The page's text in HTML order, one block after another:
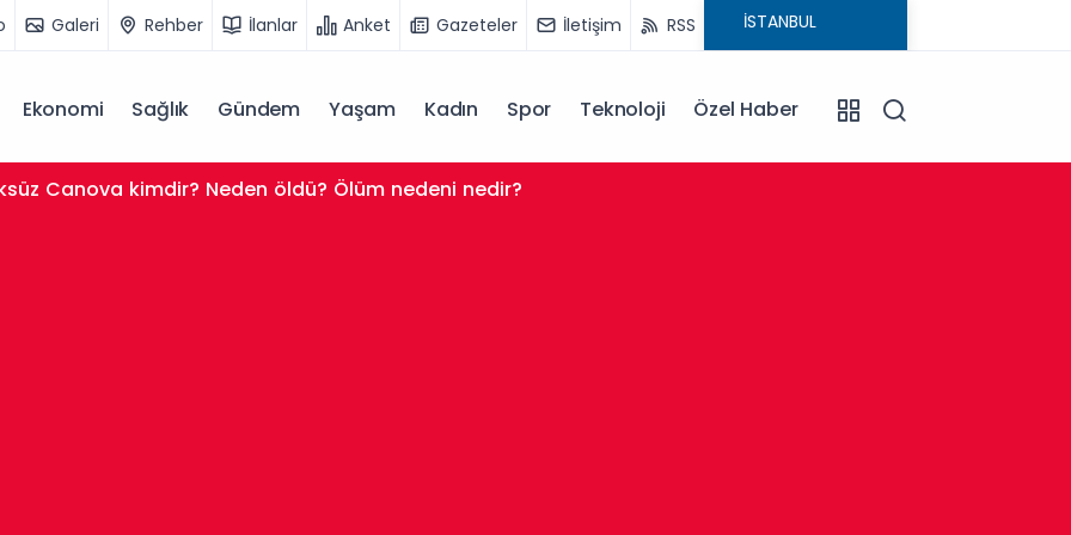
Galeri Rehber İlanlar Anket Gazeteler İletişim RSS
Ekonomi Sağlık Gündem Yaşam Kadın Spor Teknoloji Özel Haber
Canova kimdir? Neden öldü? Ölüm nedeni nedir?